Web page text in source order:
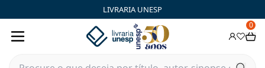
LIVRARIA UNESP
0